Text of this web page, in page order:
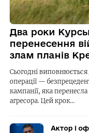
Два роки
перенесення
злам планів
Сьогодні виповнюється
операції —
кампанії, яка
агресора. Цей крок…
Актор і